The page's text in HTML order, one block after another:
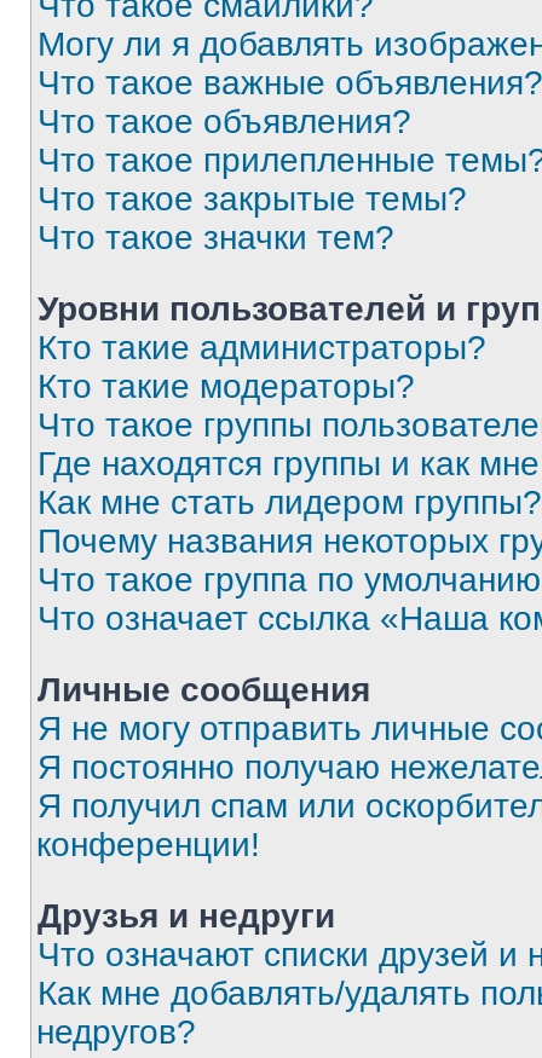
Могу ли я добавлять
Что такое важные объявления?
Что такое объявления?
Что такое прилепленные
Что такое закрытые темы?
Что такое значки тем?
Уровни пользователей и
Кто такие администраторы?
Кто такие модераторы?
Что такое группы
Где находятся группы и как
Как мне стать лидером группы?
Почему названия некоторых
Что такое группа по
Что означает ссылка «Наша
Личные сообщения
Я не могу отправить личные
Я постоянно получаю
Я получил спам или
конференции!
Друзья и недруги
Что означают списки друзей и
Как мне добавлять/удалять
недругов?